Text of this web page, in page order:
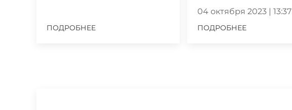
ПОДРОБНЕЕ
04 октября 2023 | 13:37
ПОДРОБНЕЕ